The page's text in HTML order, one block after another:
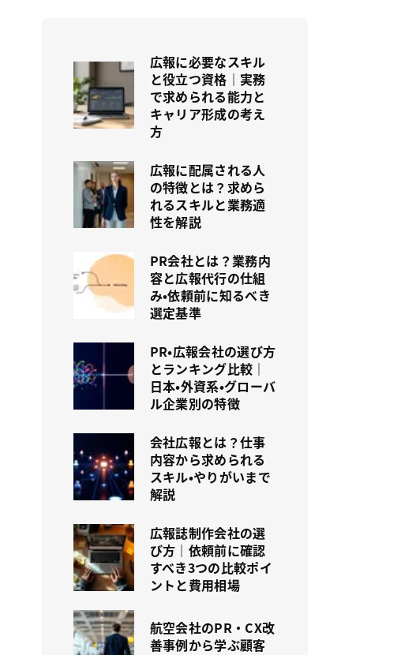
広報に必要なスキル
と役立つ資格｜実務
で求められる能力と
キャリア形成の考え
方
広報に配属される人
の特徴とは？求めら
れるスキルと業務適
性を解説
PR会社とは？業務内
容と広報代行の仕組
み・依頼前に知るべき
選定基準
PR・広報会社の選び方
とランキング比較｜
日本・外資系・グローバ
ル企業別の特徴
会社広報とは？仕事
内容から求められる
スキル・やりがいまで
解説
広報誌制作会社の選
び方｜依頼前に確認
すべき3つの比較ポイ
ントと費用相場
航空会社のPR・CX改
善事例から学ぶ顧客